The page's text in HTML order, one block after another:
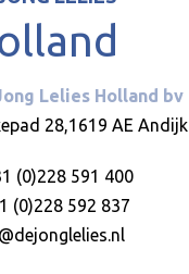
Lelies Holland bv
28,1619 AE Andijk
(0)228 591 400
(0)228 592 837